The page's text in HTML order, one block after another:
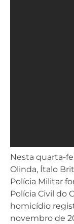
Nesta quarta-
Olinda, Ítalo
Polícia Militar
Polícia Civil do
homicídio
novembro de